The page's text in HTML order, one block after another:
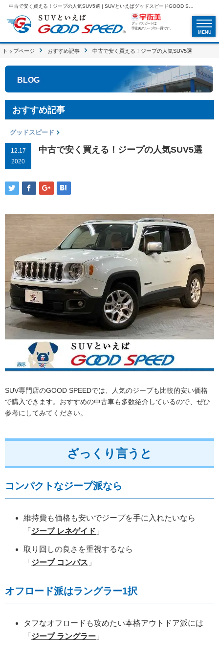
グッドスピードは
宇佐美グループの一員です。
MENU
トップページ おすすめ記事 中古で安く買える！ジープの人気SUV5選
BLOG
おすすめ記事
グッドスピード
12.17
2020
中古で安く買える！ジープの人気SUV5選
SUV専門店のGOOD SPEEDでは、人気のジープも比較的安い価格
で購入できます。おすすめの中古車も多数紹介しているので、ぜひ
参考にしてみてください。
ざっくり言うと
コンパクトなジープ派なら
維持費も価格も安いでジープを手に入れたいなら
「 ジープ レネゲイド 」
取り回しの良さを重視するなら
「 ジープ コンパス 」
オフロード派はラングラー1択
タフなオフロードも攻めたい本格アウトドア派には
「 ジープ ラングラー 」